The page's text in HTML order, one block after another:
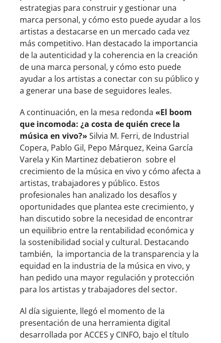
estrategias para construir y gestionar una
marca personal, y cómo esto puede ayudar a los
artistas a destacarse en un mercado cada vez
más competitivo. Han destacado la importancia
de la autenticidad y la coherencia en la creación
de una marca personal, y cómo esto puede
ayudar a los artistas a conectar con su público y
a generar una base de seguidores leales.
A continuación, en la mesa redonda «El boom
que incomoda: ¿a costa de quién crece la
música en vivo?» Silvia M. Ferri, de Industrial
Copera, Pablo Gil, Pepo Márquez, Keina García
Varela y Kin Martinez debatieron sobre el
crecimiento de la música en vivo y cómo afecta a
artistas, trabajadores y público. Estos
profesionales han analizado los desafíos y
oportunidades que plantea este crecimiento, y
han discutido sobre la necesidad de encontrar
un equilibrio entre la rentabilidad económica y
la sostenibilidad social y cultural. Destacando
también, la importancia de la transparencia y la
equidad en la industria de la música en vivo, y
han pedido una mayor regulación y protección
para los artistas y trabajadores del sector.
Al día siguiente, llegó el momento de la
presentación de una herramienta digital
desarrollada por ACCES y CINFO, bajo el título